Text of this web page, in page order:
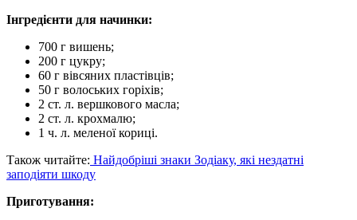
Інгредієнти для начинки:
700 г вишень;
200 г цукру;
60 г вівсяних пластівців;
50 г волоських горіхів;
2 ст. л. вершкового масла;
2 ст. л. крохмалю;
1 ч. л. меленої кориці.
Також читайте: Найдобріші знаки Зодіаку, які нездатні
заподіяти шкоду
Приготування: